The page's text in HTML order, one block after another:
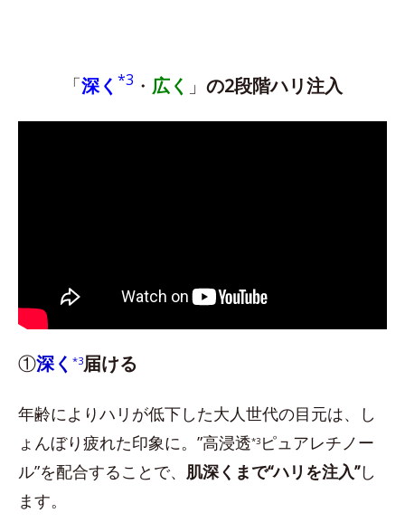
「深く *3 ・ 広く 」 の2段階ハリ注入
①深く *3届ける
年齢によりハリが低下した大人世代の目元は、し
ょんぼり疲れた印象に。”高浸透*3 ピュアレチノー
ル”を配合することで、 肌深くまで“ハリを注入”し
ます。